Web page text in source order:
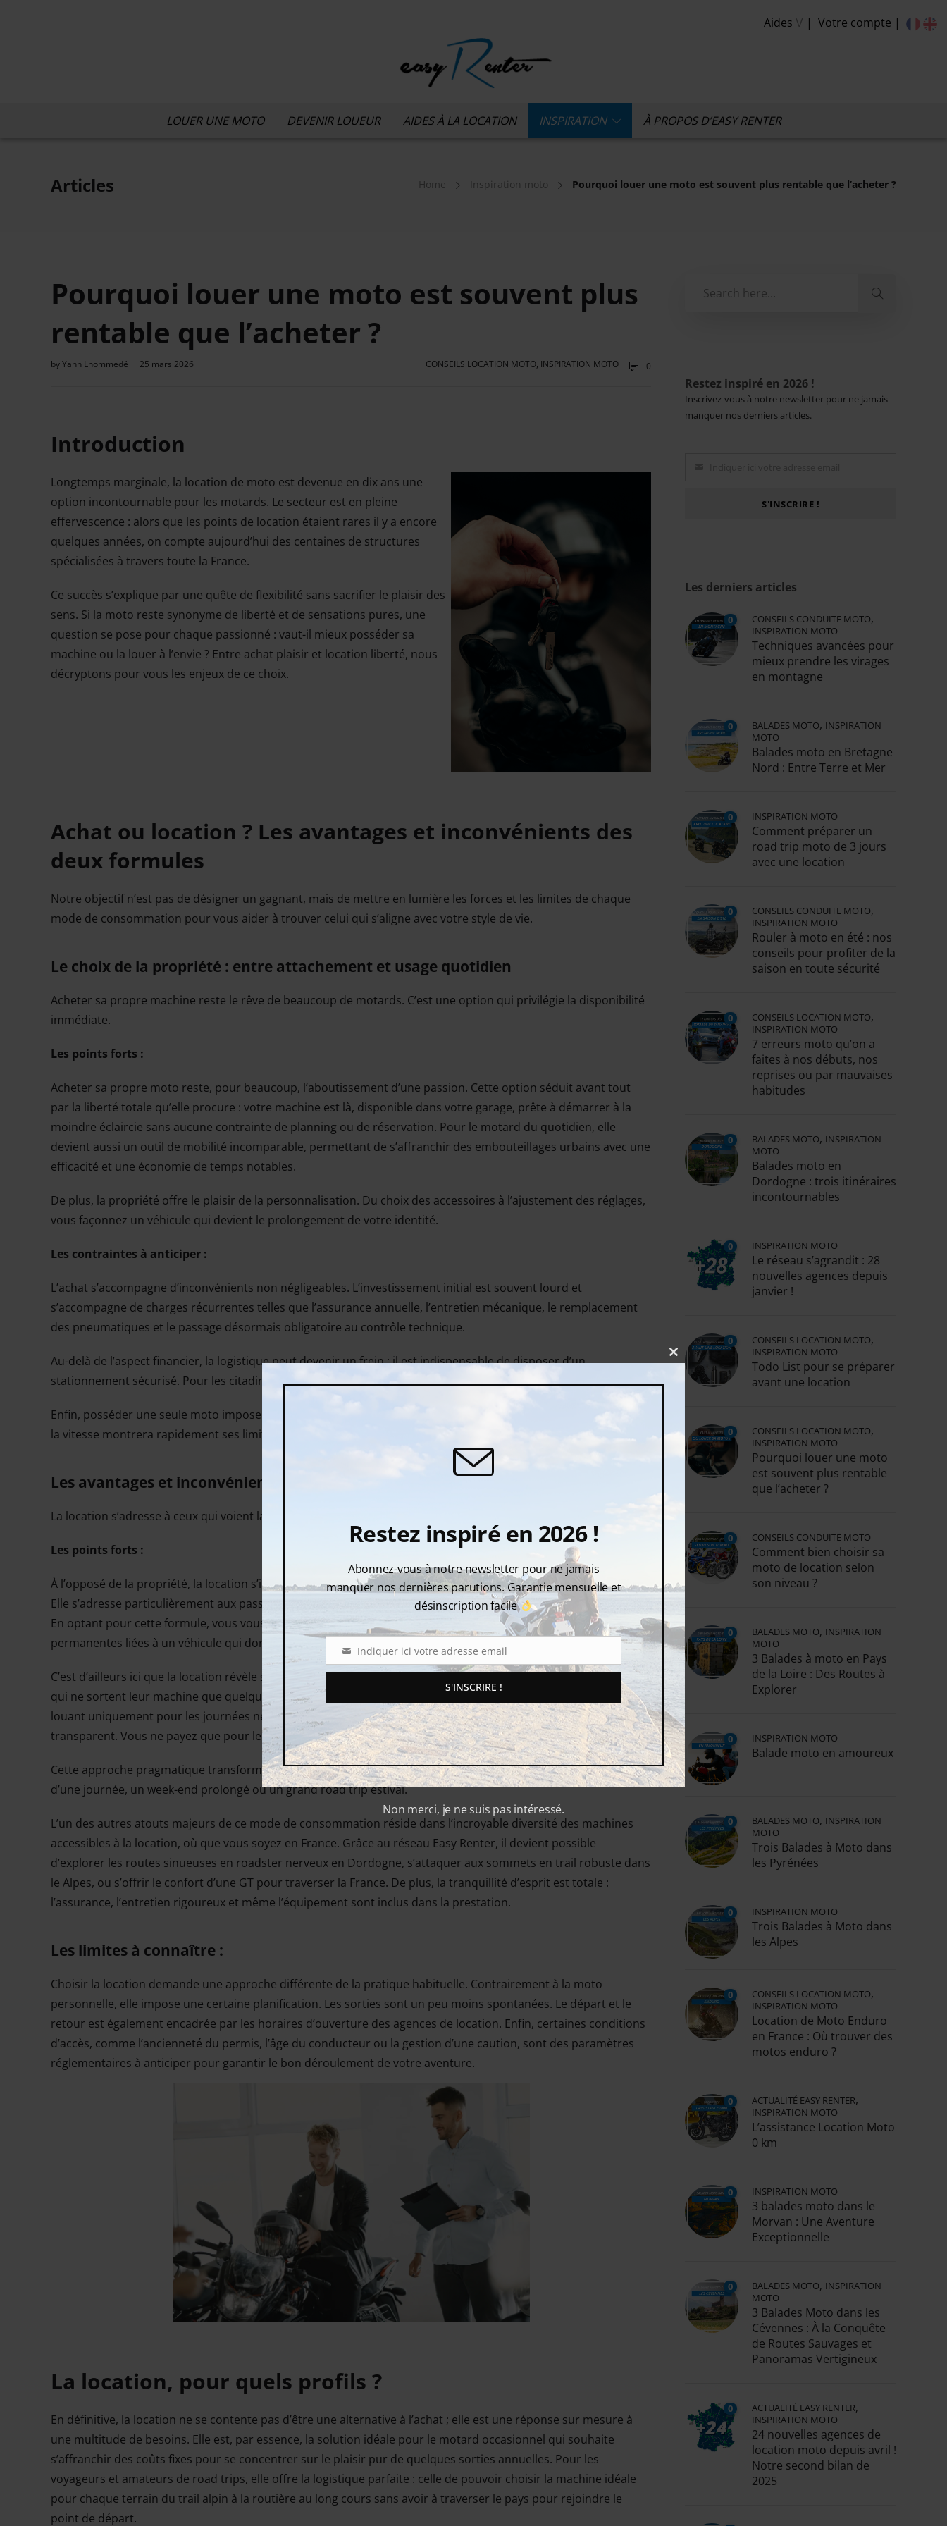
Aides V Votre compte
LOUER UNE MOTO DEVENIR LOUEUR AIDES À LA LOCATION INSPIRATION À PROPOS D’EASY RENTER
Articles Home Inspiration moto Pourquoi louer une moto est souvent plus rentable que l’acheter ?
Pourquoi louer une moto est souvent plus
rentable que l’acheter ?
byYann Lhommedé 25 mars 2026 CONSEILS LOCATION MOTO, INSPIRATION MOTO 0
Introduction
Longtemps marginale, la location de moto est devenue en dix ans une
option incontournable pour les motards. Le secteur est en pleine
effervescence : alors que les points de location étaient rares il y a encore
quelques années, on compte aujourd’hui des centaines de structures
spécialisées à travers toute la France.
Ce succès s’explique par une quête de flexibilité sans sacrifier le plaisir des
sens. Si la moto reste synonyme de liberté et de sensations pures, une
question se pose pour chaque passionné : vaut-il mieux posséder sa
machine ou la louer à l’envie ? Entre achat plaisir et location liberté, nous
décryptons pour vous les enjeux de ce choix.
Achat ou location ? Les avantages et inconvénients des
deux formules
Notre objectif n’est pas de désigner un gagnant, mais de mettre en lumière les forces et les limites de chaque
mode de consommation pour vous aider à trouver celui qui s’aligne avec votre style de vie.
Le choix de la propriété : entre attachement et usage quotidien
Acheter sa propre machine reste le rêve de beaucoup de motards. C’est une option qui privilégie la disponibilité
immédiate.
Les points forts :
Acheter sa propre moto reste, pour beaucoup, l’aboutissement d’une passion. Cette option séduit avant tout
par la liberté totale qu’elle procure : votre machine est là, disponible dans votre garage, prête à démarrer à la
moindre éclaircie sans aucune contrainte de planning ou de réservation. Pour le motard du quotidien, elle
devient aussi un outil de mobilité incomparable, permettant de s’affranchir des embouteillages urbains avec une
efficacité et une économie de temps notables.
De plus, la propriété offre le plaisir de la personnalisation. Du choix des accessoires à l’ajustement des réglages,
vous façonnez un véhicule qui devient le prolongement de votre identité.
Les contraintes à anticiper :
L’achat s’accompagne d’inconvénients non négligeables. L’investissement initial est souvent lourd et
s’accompagne de charges récurrentes telles que l’assurance annuelle, l’entretien mécanique, le remplacement
des pneumatiques et le passage désormais obligatoire au contrôle technique.
Au-delà de l’aspect financier, la logistique peut devenir un frein : il est indispensable de disposer d’un
stationnement sécurisé. Pour les citadins, cela devient difficile.
Enfin, posséder une seule moto impose parfois des compromis techniques. Une machine taillée pour la ville ou
la vitesse montrera rapidement ses limites si vous décidez d’entreprendre un long voyage chargé, vice versa.
Les avantages et inconvénients de la location moto
La location s’adresse à ceux qui voient la moto comme un plaisir à la carte, sans les contraintes de la propriété.
Les points forts :
À l’opposé de la propriété, la location s’impose aujourd’hui comme la solution de la flexibilité et de la découverte.
Elle s’adresse particulièrement aux passionnés qui souhaitent dissocier le plaisir de rouler des soucis matériels.
En optant pour cette formule, vous vous libérez immédiatement du poids financier de l’achat et des charges
permanentes liées à un véhicule qui dort parfois au garage.
C’est d’ailleurs ici que la location révèle son avantage le plus concret : son aspect économique. Pour les motards
qui ne sortent leur machine que quelques fois par an, posséder son propre véhicule peut s’avérer coûteux. En
louant uniquement pour les journées nécessaires, vous transformez ces charges fixes en un budget maîtrisé et
transparent. Vous ne payez que pour le plaisir pur, sans les frais latents d’une moto immobilisée.
Cette approche pragmatique transforme la moto en un objet de loisir à la carte, que ce soit pour une escapade
d’une journée, un week-end prolongé ou un grand road trip estival.
L’un des autres atouts majeurs de ce mode de consommation réside dans l’incroyable diversité des machines
accessibles à la location, où que vous soyez en France. Grâce au réseau Easy Renter, il devient possible
d’explorer les routes sinueuses en roadster nerveux en Dordogne, s’attaquer aux sommets en trail robuste dans
le Alpes, ou s’offrir le confort d’une GT pour traverser la France. De plus, la tranquillité d’esprit est totale :
l’assurance, l’entretien rigoureux et même l’équipement sont inclus dans la prestation.
Les limites à connaître :
Choisir la location demande une approche différente de la pratique habituelle. Contrairement à la moto
personnelle, elle impose une certaine planification. Les sorties sont un peu moins spontanées. Le départ et le
retour est également encadrée par les horaires d’ouverture des agences de location. Enfin, certaines conditions
d’accès, comme l’ancienneté du permis, l’âge du conducteur ou la gestion d’une caution, sont des paramètres
réglementaires à anticiper pour garantir le bon déroulement de votre aventure.
La location, pour quels profils ?
En définitive, la location ne se contente pas d’être une alternative à l’achat ; elle est une réponse sur mesure à
une multitude de besoins. Elle est, par essence, la solution idéale pour le motard occasionnel qui souhaite
s’affranchir des coûts fixes pour se concentrer sur le plaisir pur de quelques sorties annuelles. Pour les
voyageurs et amateurs de road trips, elle offre la logistique parfaite : celle de pouvoir choisir la machine idéale
pour chaque terrain du trail alpin à la routière au long cours sans avoir à traverser le pays pour rejoindre le
point de départ.
Restez inspiré en 2026 !
Inscrivez-vous à notre newsletter pour ne jamais
manquer nos derniers articles.
S'INSCRIRE !
Les derniers articles
0 CONSEILS CONDUITE MOTO,
INSPIRATION MOTO
Techniques avancées pour
mieux prendre les virages
en montagne
0 BALADES MOTO, INSPIRATION
MOTO
Balades moto en Bretagne
Nord : Entre Terre et Mer
0 INSPIRATION MOTO
Comment préparer un
road trip moto de 3 jours
avec une location
0 CONSEILS CONDUITE MOTO,
INSPIRATION MOTO
Rouler à moto en été : nos
conseils pour profiter de la
saison en toute sécurité
0 CONSEILS LOCATION MOTO,
INSPIRATION MOTO
7 erreurs moto qu’on a
faites à nos débuts, nos
reprises ou par mauvaises
habitudes
0 BALADES MOTO, INSPIRATION
MOTO
Balades moto en
Dordogne : trois itinéraires
incontournables
0 INSPIRATION MOTO
Le réseau s’agrandit : 28
nouvelles agences depuis
janvier !
0 CONSEILS LOCATION MOTO,
INSPIRATION MOTO
Todo List pour se préparer
avant une location
0 CONSEILS LOCATION MOTO,
INSPIRATION MOTO
Pourquoi louer une moto
est souvent plus rentable
que l’acheter ?
0 CONSEILS CONDUITE MOTO
Comment bien choisir sa
moto de location selon
son niveau ?
0 BALADES MOTO, INSPIRATION
MOTO
3 Balades à moto en Pays
de la Loire : Des Routes à
Explorer
0 INSPIRATION MOTO
Balade moto en amoureux
0 BALADES MOTO, INSPIRATION
MOTO
Trois Balades à Moto dans
les Pyrénées
0 INSPIRATION MOTO
Trois Balades à Moto dans
les Alpes
0 CONSEILS LOCATION MOTO,
INSPIRATION MOTO
Location de Moto Enduro
en France : Où trouver des
motos enduro ?
0 ACTUALITÉ EASY RENTER,
INSPIRATION MOTO
L’assistance Location Moto
0 km
0 INSPIRATION MOTO
3 balades moto dans le
Morvan : Une Aventure
Exceptionnelle
0 BALADES MOTO, INSPIRATION
MOTO
3 Balades Moto dans les
Cévennes : À la Conquête
de Routes Sauvages et
Panoramas Vertigineux
0 ACTUALITÉ EASY RENTER,
INSPIRATION MOTO
24 nouvelles agences de
location moto depuis avril !
Notre second bilan de
2025
Close
this
module
Restez inspiré en 2026 !
Abonnez-vous à notre newsletter pour ne jamais
manquer nos dernières parutions. Garantie mensuelle et
désinscription facile
Email Indiquer ici votre adresse email
S'INSCRIRE !
Non merci, je ne suis pas intéressé.